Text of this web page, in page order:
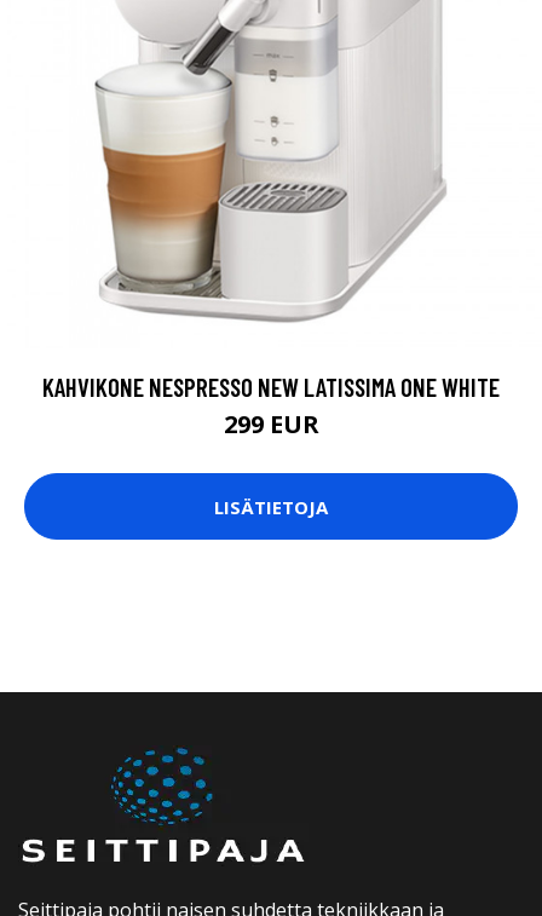
KAHVIKONE NESPRESSO NEW LATISSIMA ONE WHITE
299 EUR
LISÄTIETOJA
Seittipaja pohtii naisen suhdetta tekniikkaan ja